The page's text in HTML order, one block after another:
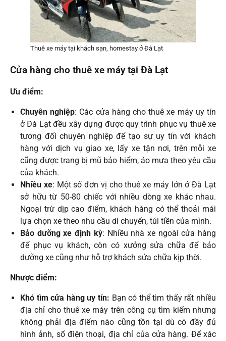
Thuê xe máy tại khách sạn, homestay ở Đà Lạt
Cửa hàng cho thuê xe máy tại Đà Lạt
Ưu điểm:
Chuyên nghiệp: Các cửa hàng cho thuê xe máy uy tín
ở Đà Lạt đều xây dựng được quy trình phục vụ thuê xe
tương đối chuyên nghiệp để tạo sự uy tín với khách
hàng với dịch vụ giao xe, lấy xe tận nơi, trên mỗi xe
cũng được trang bị mũ bảo hiểm, áo mưa theo yêu cầu
của khách.
Nhiều xe: Một số đơn vị cho thuê xe máy lớn ở Đà Lạt
sở hữu từ 50-80 chiếc với nhiều dòng xe khác nhau.
Ngoại trừ dịp cao điểm, khách hàng có thể thoải mái
lựa chọn xe theo nhu cầu di chuyển, túi tiền của mình.
Bảo dưỡng xe định kỳ: Nhiều nhà xe ngoài cửa hàng
để phục vụ khách, còn có xưởng sửa chữa để bảo
dưỡng xe cũng như hỗ trợ khách sửa chữa kịp thời.
Nhược điểm:
Khó tìm cửa hàng uy tín: Bạn có thể tìm thấy rất nhiều
địa chỉ cho thuê xe máy trên công cụ tìm kiếm nhưng
không phải địa điểm nào cũng tồn tại dù có đầy đủ
hình ảnh, số điện thoại, địa chỉ của cửa hàng. Để xác